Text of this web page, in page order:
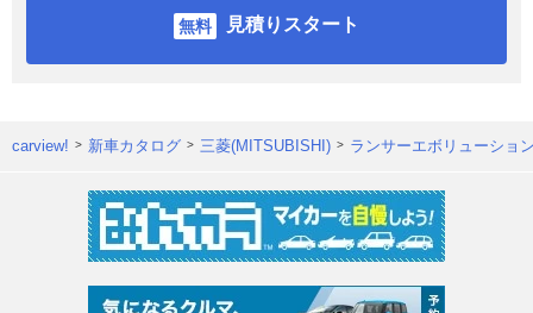
見積りスタート
carview! 新車カタログ 三菱(MITSUBISHI) ランサーエボリューショ